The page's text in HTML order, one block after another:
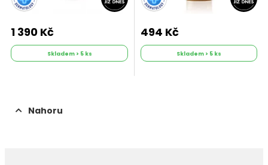
1 390 Kč
Skladem > 5 ks
494 Kč
Skladem > 5 ks
Nahoru